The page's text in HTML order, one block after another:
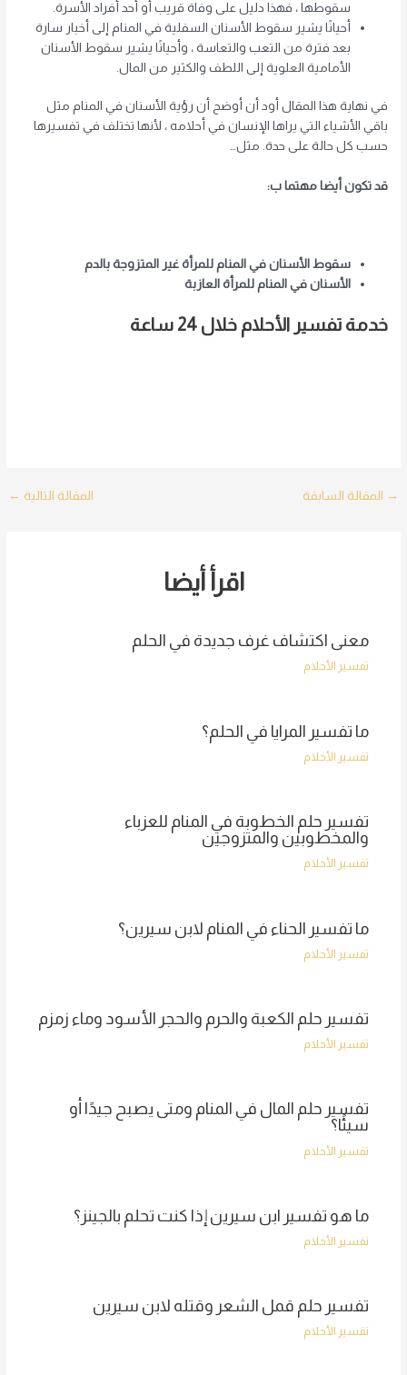
سقوطها ، فهذا دليل على وفاة قريب أو أحد أفراد الأسرة.
أحيانًا يشير سقوط الأسنان السفلية في المنام إلى أخبار سارة
بعد فترة من التعب والتعاسة ، وأحيانًا يشير سقوط الأسنان
الأمامية العلوية إلى اللطف والكثير من المال.
في نهاية هذا المقال أود أن أوضح أن رؤية الأسنان في المنام مثل
باقي الأشياء التي يراها الإنسان في أحلامه ، لأنها تختلف في تفسيرها
حسب كل حالة على حدة. مثل…
قد تكون أيضا مهتما ب:
سقوط الأسنان في المنام للمرأة غير المتزوجة بالدم
الأسنان في المنام للمرأة العازبة
خدمة تفسير الأحلام خلال 24 ساعة
Post
→ المقالة السابقة المقالة التالية ←
اقرأ أيضا
معنى اكتشاف غرف جديدة في الحلم
تفسير الأحلام
ما تفسير المرايا في الحلم؟
تفسير الأحلام
تفسير حلم الخطوبة في المنام للعزباء
والمخطوبين والمتزوجين
تفسير الأحلام
ما تفسير الحناء في المنام لابن سيرين؟
تفسير الأحلام
تفسير حلم الكعبة والحرم والحجر الأسود وماء زمزم
تفسير الأحلام
تفسير حلم المال في المنام ومتى يصبح جيدًا أو
سيئًا؟
تفسير الأحلام
ما هو تفسير ابن سيرين إذا كنت تحلم بالجينز؟
تفسير الأحلام
تفسير حلم قمل الشعر وقتله لابن سيرين
تفسير الأحلام